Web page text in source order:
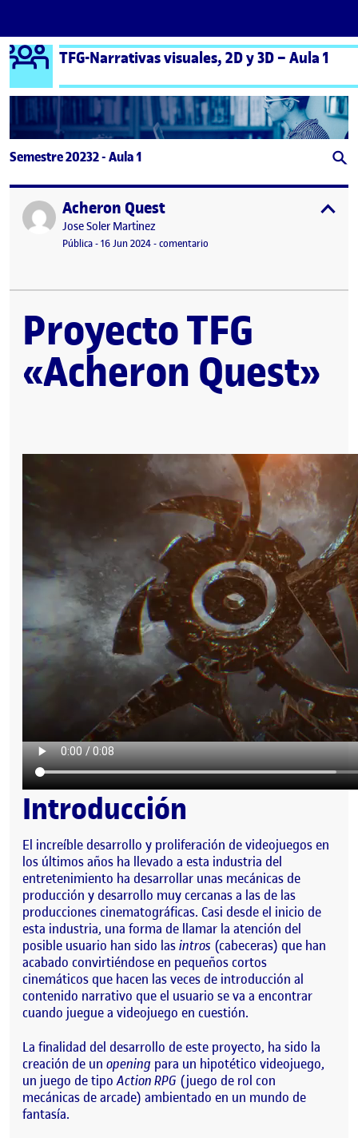
Saltar al contenido
Logo Ágora
TFG-Narrativas visuales, 2D y 3D – Aula 1
Semestre 20232 - Aula 1
Publicado porAcheron Quest
Publicado por
Jose Soler Martinez
Visibilidad:
Pública-Fecha de publicación
16 Jun 202416 junio, 2024 12:01 pm
-comentario
Proyecto TFG
«Acheron Quest»
Introducción
El increíble desarrollo y proliferación de videojuegos en
los últimos años ha llevado a esta industria del
entretenimiento ha desarrollar unas mecánicas de
producción y desarrollo muy cercanas a las de las
producciones cinematográficas. Casi desde el inicio de
esta industria, una forma de llamar la atención del
posible usuario han sido lasintros (cabeceras) que han
acabado convirtiéndose en pequeños cortos
cinemáticos que hacen las veces de introducción al
contenido narrativo que el usuario se va a encontrar
cuando juegue a videojuego en cuestión.
La finalidad del desarrollo de este proyecto, ha sido la
creación de un opening para un hipotético videojuego,
un juego de tipoAction RPG (juego de rol con
mecánicas de arcade) ambientado en un mundo de
fantasía.